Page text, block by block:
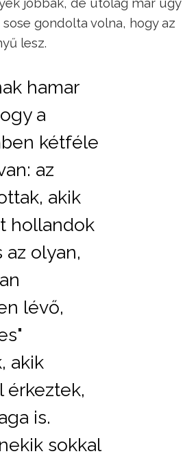
gondolta volna, hogy az
lesz.
hamar
a
kétféle
az
akik
hollandok
az olyan,
lévő,
akik
érkeztek,
is.
sokkal